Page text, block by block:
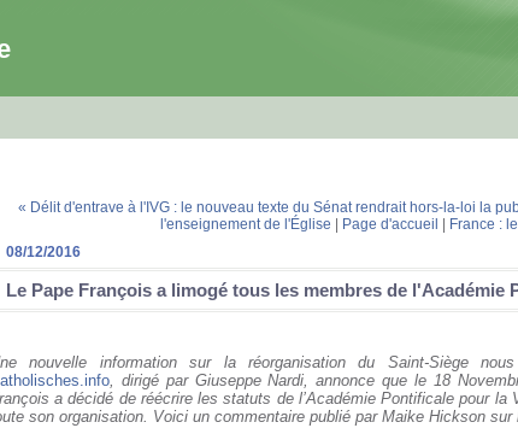
« Délit d'entrave à l'IVG : le nouveau texte du Sénat rendrait hors-la-loi la
l'enseignement de l'Église
Page d'accueil
France :
08/12/2016
Le Pape François a limogé tous les membres de l'Académie
nouvelle information sur la réorganisation du Saint-Siège
, dirigé par Giuseppe Nardi, annonce que le 18
a décidé de réécrire les statuts de l’Académie Pontificale pour la
son organisation. Voici un commentaire publié par Maike Hickson